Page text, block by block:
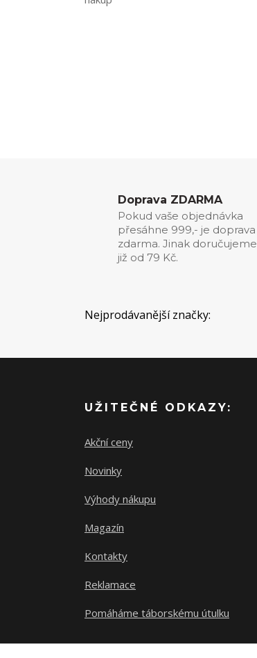
Doprava ZDARMA
Pokud vaše objednávka
přesáhne 999,- je doprava
zdarma. Jinak doručujeme
již od 79 Kč.
Nejprodávanější značky:
UŽITEČNÉ ODKAZY:
Akční ceny
Novinky
Výhody nákupu
Magazín
Kontakty
Reklamace
Pomáháme táborskému útulku